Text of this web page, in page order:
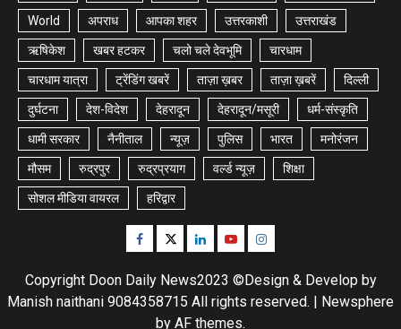
World अपराध आपका शहर उत्तरकाशी उत्तराखंड
ऋषिकेश खबर हटकर चलो चले देवभूमि चारधाम
चारधाम यात्रा ट्रेंडिंग खबरें ताज़ा ख़बर ताज़ा ख़बरें दिल्ली
दुर्घटना देश-विदेश देहरादून देहरादून/मसूरी धर्म-संस्कृति
धामी सरकार नैनीताल न्यूज़ पुलिस भारत मनोरंजन
मौसम रुद्रपुर रुद्रप्रयाग वर्ल्ड न्यूज़ शिक्षा
सोशल मीडिया वायरल हरिद्वार
Facebook
TwitterLinkedinYoutubeInstagram
Copyright Doon Daily News2023 ©Design & Develop by
Manish naithani 9084358715 All rights reserved.
Newsphere
by AF themes.